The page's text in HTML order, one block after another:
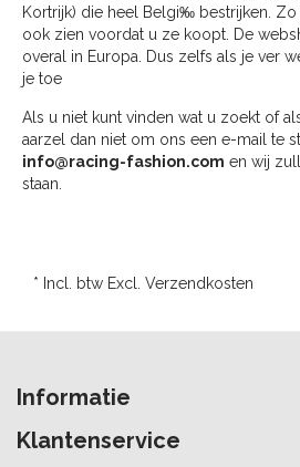
Kortrijk) die heel Belgi‰ bestrijken.
ook zien voordat u ze koopt. De
overal in Europa. Dus zelfs als je ver
je toe
Als u niet kunt vinden wat u zoekt of
aarzel dan niet om ons een e-mail te
info@racing-fashion.com en wij
staan.
* Incl. btw Excl. Verzendkosten
Informatie
Klantenservice